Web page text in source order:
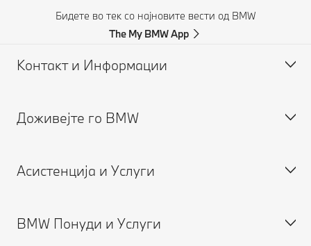
Бидете во тек со најновите вести од BMW
The My BMW App
Контакт и Информации
Помош при незгода
Доживејте го BMW
Кариера
Асистенција и Услуги
Закажете сервис
BMW Понуди и Услуги